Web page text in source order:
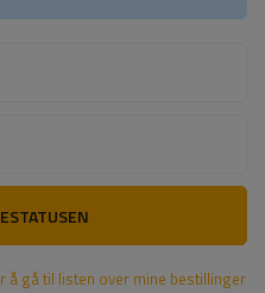
gå til listen over mine bestillinger